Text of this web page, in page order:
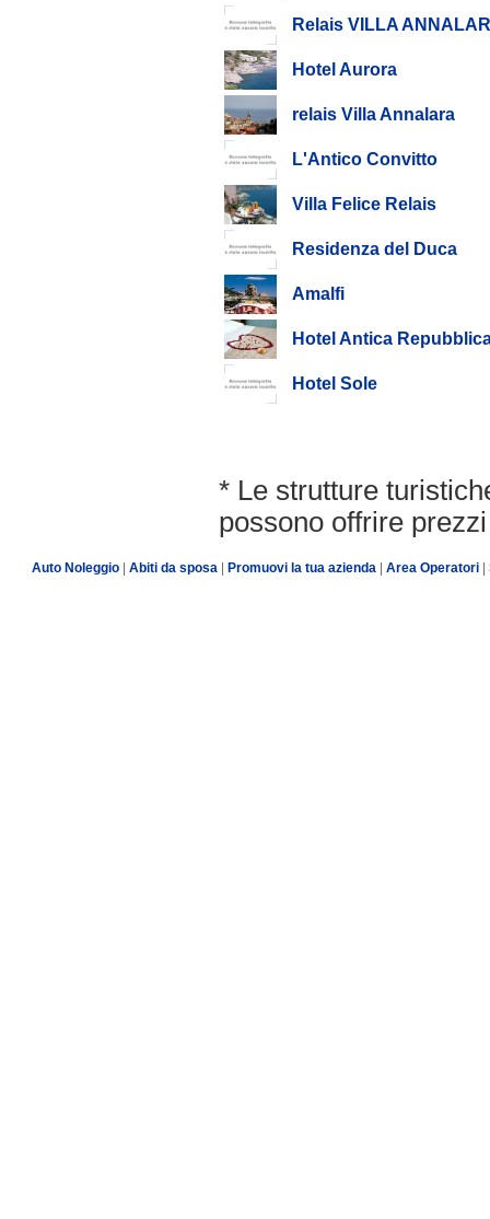
Relais VILLA
Hotel Aurora
relais Villa Annalara
L'Antico Convitto
Villa Felice Relais
Residenza del Duca
Amalfi
Hotel Antica
Hotel Sole
* Le strutture
possono offrire
Auto Noleggio| Abiti da sposa| Promuovi la tua azienda Area Operatori